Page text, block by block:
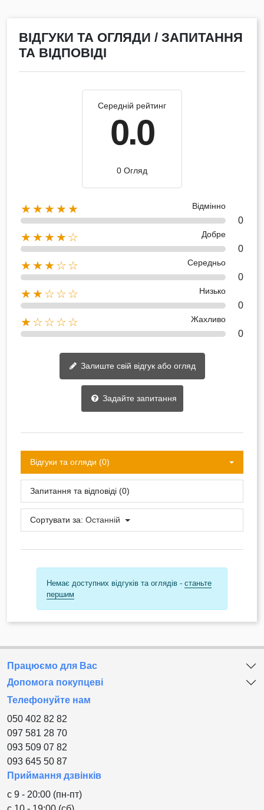
ВІДГУКИ ТА ОГЛЯДИ / ЗАПИТАННЯ
ТА ВІДПОВІДІ
Середній рейтинг
0.0
0 Огляд
★★★★★ Відмінно
0
★★★★☆ Добре
0
★★★☆☆ Середньо
0
★★☆☆☆ Низько
0
★☆☆☆☆ Жахливо
0
Залиште свій відгук або огляд
Задайте запитання
Відгуки та огляди (0)
Запитання та відповіді (0)
Сортувати за: Останній
Немає доступних відгуків та оглядів - станьте
першим
Працюємо для Вас
Допомога покупцеві
Телефонуйте нам
050 402 82 82
097 581 28 70
093 509 07 82
093 645 50 87
Приймання дзвінків
с 9 - 20:00 (пн-пт)